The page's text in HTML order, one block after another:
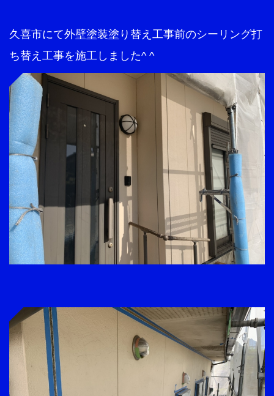
久喜市にて外壁塗装塗り替え工事前のシーリング打
ち替え工事を施工しました^ ^